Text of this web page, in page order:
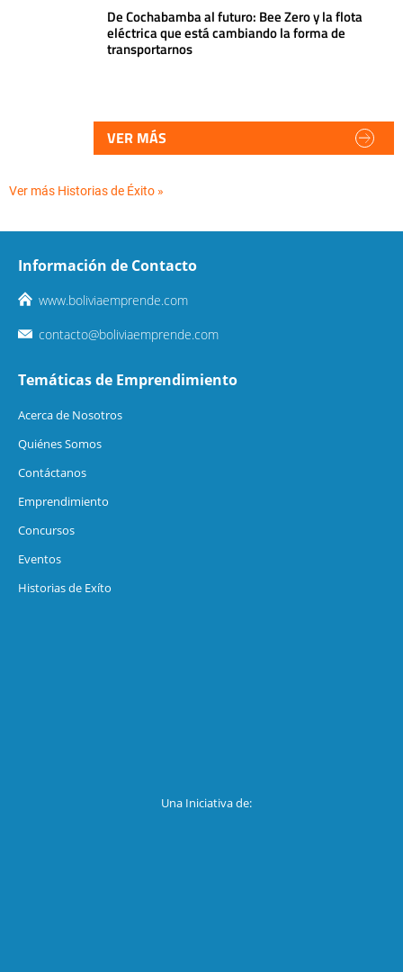
De Cochabamba al futuro: Bee Zero y la flota
eléctrica que está cambiando la forma de
transportarnos
VER MÁS
Ver más Historias de Éxito »
Información de Contacto
www.boliviaemprende.com
contacto@boliviaemprende.com
Temáticas de Emprendimiento
Acerca de Nosotros
Quiénes Somos
Contáctanos
Emprendimiento
Concursos
Eventos
Historias de Exíto
Una Iniciativa de: